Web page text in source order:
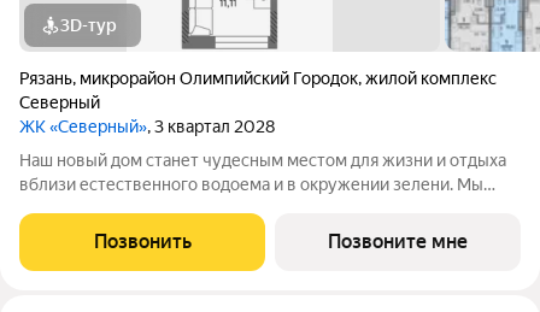
3D-тур
Рязань, микрорайон Олимпийский Городок,жилой комплекс
Северный
ЖК «Северный», 3 квартал 2028
Наш новый дом станет чудесным местом для жизни и отдыха
вблизи естественного водоема и в окружении зелени. Мы
небольших студий, в которых можно начать свою
студенческую самостоятельную жизнь до
Позвонить Позвоните мне